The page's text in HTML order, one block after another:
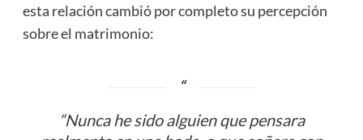
esta relación cambió por completo su percepción
sobre el matrimonio:
“Nunca he sido alguien que pensara